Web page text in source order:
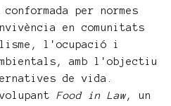
per normes
en comunitats
l'ocupació i
amb l'objectiu
de vida.
Food in Law, un